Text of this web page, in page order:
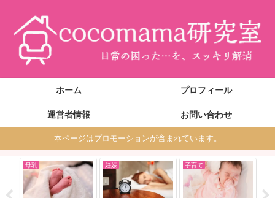
ホーム プロフィール
運営者情報 お問い合わせ
本ページはプロモーションが含まれています。
る
母乳 妊娠 子育て
め